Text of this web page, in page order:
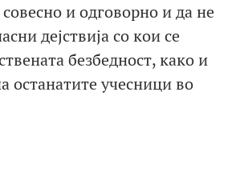
совесно и одговорно и да не
дејствија со кои се
безбедност, како и
останатите учесници во